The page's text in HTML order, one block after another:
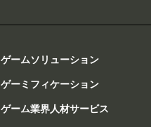
ゲームソリューション
ゲーミフィケーション
ゲーム業界人材サービス